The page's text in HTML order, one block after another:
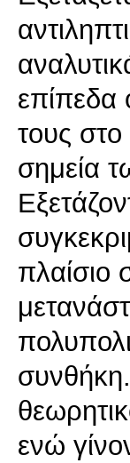
επίπεδα
τους στο
σημεία
πλαίσιο
ενώ